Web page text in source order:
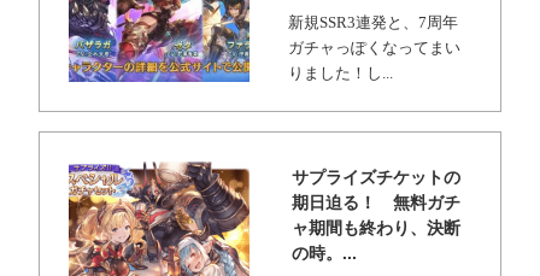
新規SSR3連発と、7周年
ガチャっぽくなってまい
りました！し...
サプライズチケットの
期日迫る！ 無料ガチ
ャ期間も終わり、決断
の時。...